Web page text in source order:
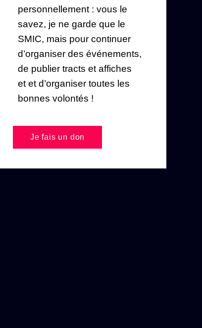
personnellement : vous le
savez, je ne garde que le
SMIC, mais pour continuer
d’organiser des événements,
de publier tracts et affiches
et et d’organiser toutes les
bonnes volontés !
Je fais un don